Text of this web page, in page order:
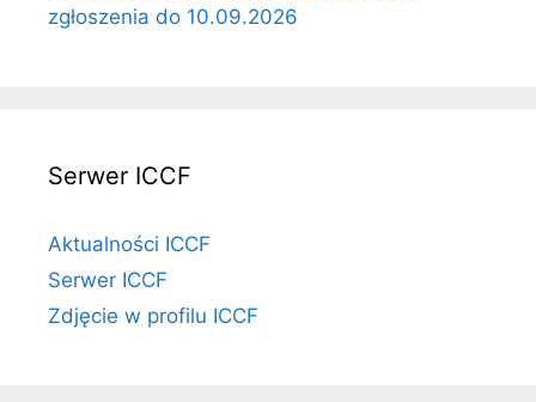
zgłoszenia do 10.09.2026
Serwer ICCF
Aktualności ICCF
Serwer ICCF
Zdjęcie w profilu ICCF